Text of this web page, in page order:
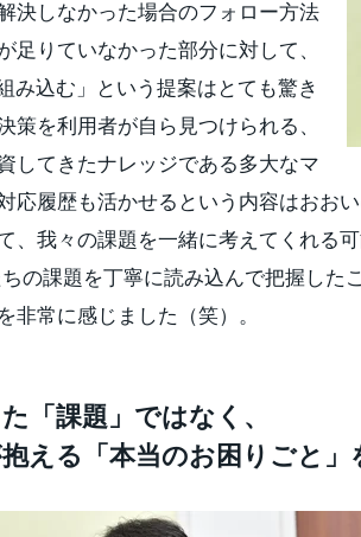
決しなかった場合のフォロー方法
足りていなかった部分に対して、
み込む」という提案はとても驚き
策を利用者が自ら見つけられる、
してきたナレッジである多大なマ
応履歴も活かせるという内容はおお
、我々の課題を一緒に考えてくれる
の課題を丁寧に読み込んで把握した
非常に感じました（笑）。
「課題」ではなく、
える「本当のお困りごと」